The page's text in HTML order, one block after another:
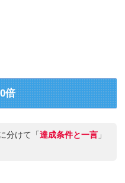
倍
分けて「達成条件と一言 」